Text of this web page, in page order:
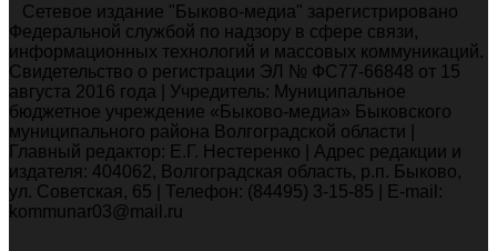
Сетевое издание "Быково-медиа" зарегистрировано
Федеральной службой по надзору в сфере связи,
информационных технологий и массовых коммуникаций.
Свидетельство о регистрации ЭЛ № ФС77-66848 от 15
августа 2016 года | Учредитель: Муниципальное
бюджетное учреждение «Быково-медиа» Быковского
муниципального района Волгоградской области |
Главный редактор: Е.Г. Нестеренко | Адрес редакции и
издателя: 404062, Волгоградская область, р.п. Быково,
ул. Советская, 65 | Телефон: (84495) 3-15-85 | E-mail:
kommunar03@mail.ru